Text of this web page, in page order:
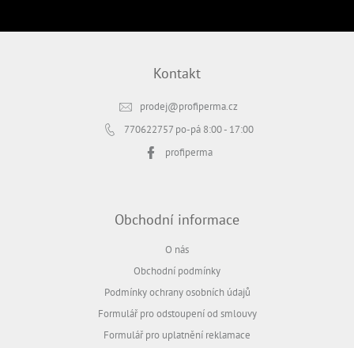
Kontakt
prodej@profiperma.cz
770622757 po-pá 8:00 - 17:00
profiperma
Obchodní informace
O nás
Obchodní podmínky
Podmínky ochrany osobních údajů
Formulář pro odstoupení od smlouvy
Formulář pro uplatnění reklamace